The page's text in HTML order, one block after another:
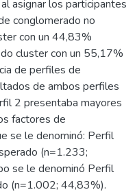
asignar los participantes
conglomerado no
con un 44,83%
cluster con un 55,17%
de perfiles de
de ambos perfiles
2 presentaba mayores
factores de
se le denominó: Perfil
(n=1.233;
se le denominó Perfil
(n=1.002; 44,83%).